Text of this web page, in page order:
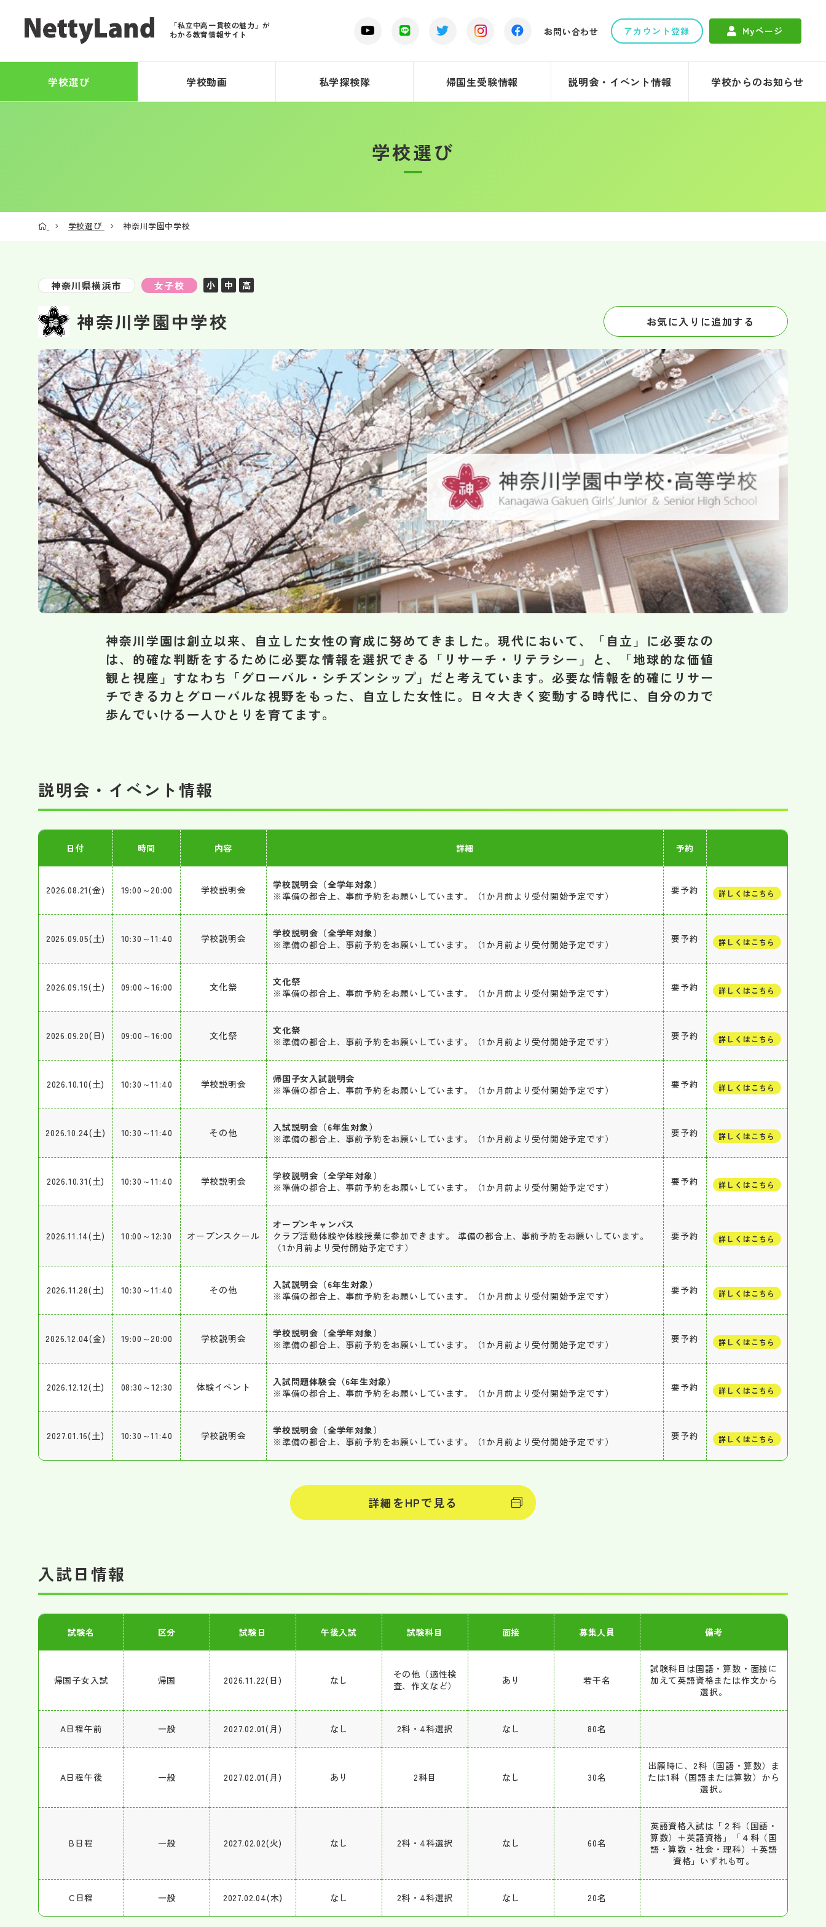
「私立中高一貫校の魅力」が
わかる教育情報サイト
お問い合わせ アカウント登録 Myページ
学校選び 学校動画 私学探検隊 帰国生受験情報 説明会・イベント情報 学校からのお知らせ
学校選び
学校選び 神奈川学園中学校
神奈川県横浜市 女子校 小 中 高
神奈川学園中学校 お気に入りに追加する
神奈川学園は創立以来、自立した女性の育成に努めてきました。現代において、「自立」に必要なの
は、的確な判断をするために必要な情報を選択できる「リサーチ・リテラシー」と、「地球的な価値
観と視座」すなわち「グローバル・シチズンシップ」だと考えています。必要な情報を的確にリサー
チできる力とグローバルな視野をもった、自立した女性に。日々大きく変動する時代に、自分の力で
歩んでいける一人ひとりを育てます。
説明会・イベント情報
日付 時間 内容 詳細 予約
2026.08.21(金) 19:00～20:00 学校説明会
学校説明会（全学年対象）
※準備の都合上、事前予約をお願いしています。（1か月前より受付開始予定です）
要予約 詳しくはこちら
2026.09.05(土) 10:30～11:40 学校説明会
学校説明会（全学年対象）
※準備の都合上、事前予約をお願いしています。（1か月前より受付開始予定です）
要予約 詳しくはこちら
2026.09.19(土) 09:00～16:00 文化祭
文化祭
※準備の都合上、事前予約をお願いしています。（1か月前より受付開始予定です）
要予約 詳しくはこちら
2026.09.20(日) 09:00～16:00 文化祭
文化祭
※準備の都合上、事前予約をお願いしています。（1か月前より受付開始予定です）
要予約 詳しくはこちら
2026.10.10(土) 10:30～11:40 学校説明会
帰国子女入試説明会
※準備の都合上、事前予約をお願いしています。（1か月前より受付開始予定です）
要予約 詳しくはこちら
2026.10.24(土) 10:30～11:40 その他
入試説明会（6年生対象）
※準備の都合上、事前予約をお願いしています。（1か月前より受付開始予定です）
要予約 詳しくはこちら
2026.10.31(土) 10:30～11:40 学校説明会
学校説明会（全学年対象）
※準備の都合上、事前予約をお願いしています。（1か月前より受付開始予定です）
要予約 詳しくはこちら
2026.11.14(土) 10:00～12:30 オープンスクール
オープンキャンパス
クラブ活動体験や体験授業に参加できます。 準備の都合上、事前予約をお願いしています。
（1か月前より受付開始予定です）
要予約 詳しくはこちら
2026.11.28(土) 10:30～11:40 その他
入試説明会（6年生対象）
※準備の都合上、事前予約をお願いしています。（1か月前より受付開始予定です）
要予約 詳しくはこちら
2026.12.04(金) 19:00～20:00 学校説明会
学校説明会（全学年対象）
※準備の都合上、事前予約をお願いしています。（1か月前より受付開始予定です）
要予約 詳しくはこちら
2026.12.12(土) 08:30～12:30 体験イベント
入試問題体験会（6年生対象）
※準備の都合上、事前予約をお願いしています。（1か月前より受付開始予定です）
要予約 詳しくはこちら
2027.01.16(土) 10:30～11:40 学校説明会
学校説明会（全学年対象）
※準備の都合上、事前予約をお願いしています。（1か月前より受付開始予定です）
要予約 詳しくはこちら
詳細をHPで見る
入試日情報
試験名 区分 試験日 午後入試 試験科目 面接 募集人員 備考
帰国子女入試 帰国 2026.11.22(日) なし
その他（適性検
査、作文など）
あり 若干名
試験科目は国語・算数・面接に
加えて英語資格または作文から
選択。
A日程午前 一般 2027.02.01(月) なし 2科・4科選択 なし 80名
A日程午後 一般 2027.02.01(月) あり 2科目 なし 30名
出願時に、2科（国語・算数）ま
たは1科（国語または算数）から
選択。
B日程 一般 2027.02.02(火) なし 2科・4科選択 なし 60名
英語資格入試は「２科（国語・
算数）＋英語資格」「４科（国
語・算数・社会・理科）＋英語
資格」いずれも可。
C日程 一般 2027.02.04(木) なし 2科・4科選択 なし 20名